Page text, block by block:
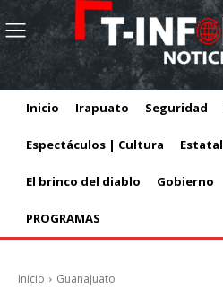
Inicio Irapuato Seguridad
Espectáculos | Cultura Estatal
El brinco del diablo Gobierno
PROGRAMAS
Inicio Guanajuato